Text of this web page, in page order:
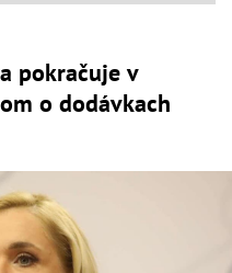
pokračuje v
o dodávkach